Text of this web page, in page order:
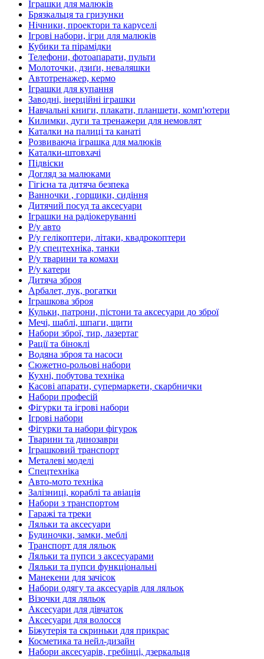
Іграшки для малюків
Брязкальця та гризунки
Нічники, проектори та каруселі
Ігрові набори, ігри для малюків
Кубики та пірамідки
Телефони, фотоапарати, пульти
Молоточки, дзиґи, неваляшки
Автотренажер, кермо
Іграшки для купання
Заводні, інерційні іграшки
Навчальні книги, плакати, планшети, комп'ютери
Килимки, дуги та тренажери для немовлят
Каталки на палиці та канаті
Розвиваюча іграшка для малюків
Каталки-штовхачі
Підвіски
Догляд за малюками
Гігієна та дитяча безпека
Ванночки , горщики, сидіння
Дитячий посуд та аксесуари
Іграшки на радіокеруванні
Р/у авто
Р/у гелікоптери, літаки, квадрокоптери
Р/у спецтехніка, танки
Р/у тварини та комахи
Р/у катери
Дитяча зброя
Арбалет, лук, рогатки
Іграшкова зброя
Кульки, патрони, пістони та аксесуари до зброї
Мечі, шаблі, шпаги, щити
Набори зброї, тир, лазертаг
Рації та біноклі
Водяна зброя та насоси
Сюжетно-рольові набори
Кухні, побутова техніка
Касові апарати, супермаркети, скарбнички
Набори професій
Фігурки та ігрові набори
Ігрові набори
Фігурки та набори фігурок
Тварини та динозаври
Іграшковий транспорт
Металеві моделі
Спецтехніка
Авто-мото техніка
Залізниці, кораблі та авіація
Набори з транспортом
Гаражі та треки
Ляльки та аксесуари
Будиночки, замки, меблі
Транспорт для ляльок
Ляльки та пупси з аксесуарами
Ляльки та пупси функціональні
Манекени для зачісок
Набори одягу та аксесуарів для ляльок
Візочки для ляльок
Аксесуари для дівчаток
Аксесуари для волосся
Біжутерія та скриньки для прикрас
Косметика та нейл-дизайн
Набори аксесуарів, гребінці, дзеркальця